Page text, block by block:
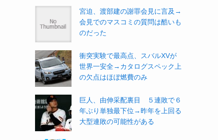
宮迫、渡部建の謝罪会見に言及→
会見でのマスコミの質問は酷いも
のだった
衝突実験で最高点、スバルXVが
世界一安全→カタログスペック上
の欠点はほぼ燃費のみ
巨人、由伸采配裏目 ５連敗で６
年ぶり単独最下位→昨年を上回る
大型連敗の可能性がある